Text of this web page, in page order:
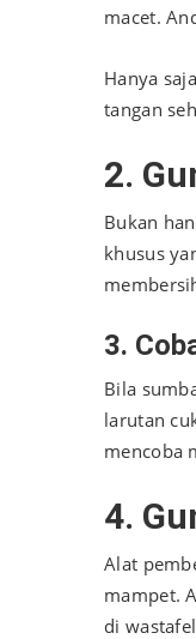
macet.
Hanya
tangan
2.
Bukan
khusus
3.
Bila
larutan
mencoba
4.
Alat
mampet.
di